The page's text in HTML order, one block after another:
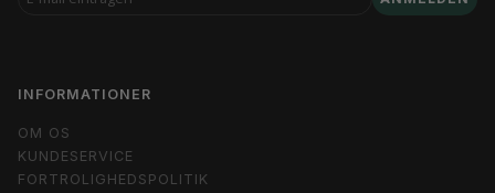
MAIL
INFORMATIONER
OM OS
KUNDESERVICE
FORTROLIGHEDSPOLITIK